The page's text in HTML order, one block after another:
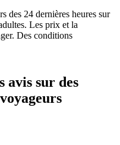
des 24 dernières heures sur
Les prix et la
Des conditions
avis sur des